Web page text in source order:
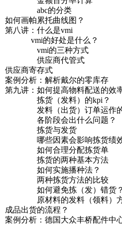
abc的分类
如何画帕累托曲线图？
第八讲：什么是vmi
vmi的好处是什么？
vmi的三种方式
供应商代管式
供应商寄存式
案例分析：解析戴尔的零库存
第九讲：如何提高物料配送的效
拣货（发料）的kpi？
发料（出货）订单运作的
各阶段会出什么问题？
拣货与发货
哪些因素会影响拣货绩效
如何合理分配拣货单
拣货的两种基本方法
如何实施播种法？
两种拣货方法的比较
如何避免拣（发）错货？
原材料的发料（领料）方
成品出货的流程？
案例分析：德国大众丰桥配件中